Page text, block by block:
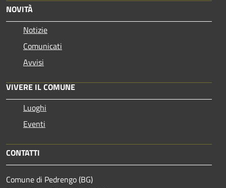
NOVITÀ
Notizie
Comunicati
Avvisi
VIVERE IL COMUNE
Luoghi
Eventi
CONTATTI
Comune di Pedrengo (BG)